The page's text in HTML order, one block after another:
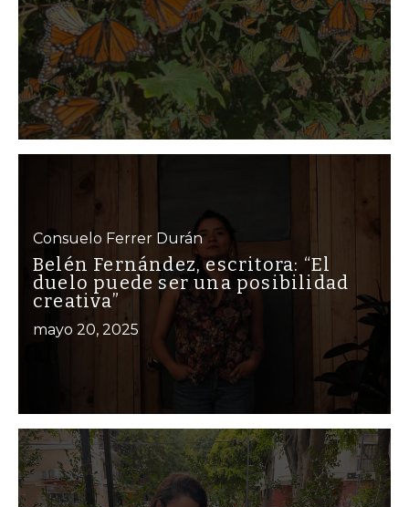
Consuelo Ferrer Durán
Belén Fernández, escritora: “El
duelo puede ser una posibilidad
creativa”
mayo 20, 2025